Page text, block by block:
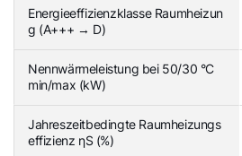
Energieeffizienzklasse Raumheizun
g (A+++ → D)
Nennwärmeleistung bei 50/30 °C
min/max (kW)
Jahreszeitbedingte Raumheizungs
effizienz ηS (%)